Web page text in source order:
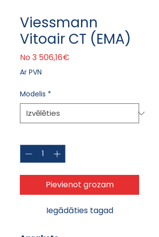
Viessmann
Vitoair CT (EMA)
No 3 506,16€
Ar PVN
Modelis *
Pievienot grozam
Iegādāties tagad